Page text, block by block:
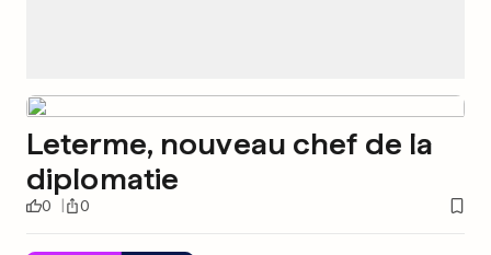
Leterme, nouveau chef de la
diplomatie
0 0